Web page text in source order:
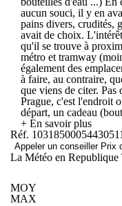
aucun souci, il y en
pains divers, crudités,
avait de choix.
qu'il se trouve à
métro et tramway
également des
à faire, au contraire,
que viens de citer. Pas
Prague, c'est l'endroit
départ, un cadeau
+ En savoir plus
Réf.
Appeler un conseiller Prix
La Météo en Republique
MOY
MAX